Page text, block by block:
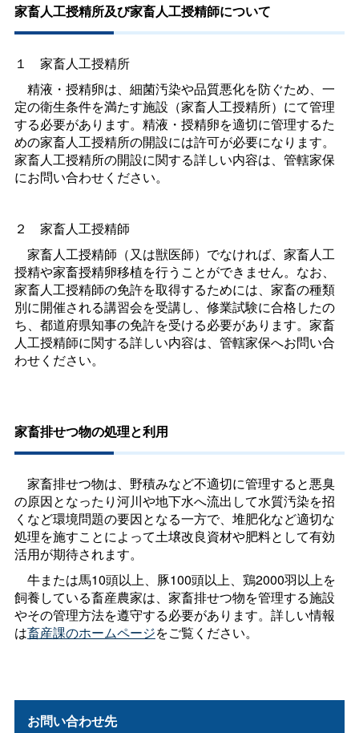
家畜人工授精所及び家畜人工授精師について
１ 家畜人工授精所
精液・授精卵は、細菌汚染や品質悪化を防ぐため、一
定の衛生条件を満たす施設（家畜人工授精所）にて管理
する必要があります。精液・授精卵を適切に管理するた
めの家畜人工授精所の開設には許可が必要になります。
家畜人工授精所の開設に関する詳しい内容は、管轄家保
にお問い合わせください。
２ 家畜人工授精師
家畜人工授精師（又は獣医師）でなければ、家畜人工
授精や家畜授精卵移植を行うことができません。なお、
家畜人工授精師の免許を取得するためには、家畜の種類
別に開催される講習会を受講し、修業試験に合格したの
ち、都道府県知事の免許を受ける必要があります。家畜
人工授精師に関する詳しい内容は、管轄家保へお問い合
わせください。
家畜排せつ物の処理と利用
家畜排せつ物は、野積みなど不適切に管理すると悪臭
の原因となったり河川や地下水へ流出して水質汚染を招
くなど環境問題の要因となる一方で、堆肥化など適切な
処理を施すことによって土壌改良資材や肥料として有効
活用が期待されます。
牛または馬10頭以上、豚100頭以上、鶏2000羽以上を
飼養している畜産農家は、家畜排せつ物を管理する施設
やその管理方法を遵守する必要があります。詳しい情報
は畜産課のホームページをご覧ください。
お問い合わせ先